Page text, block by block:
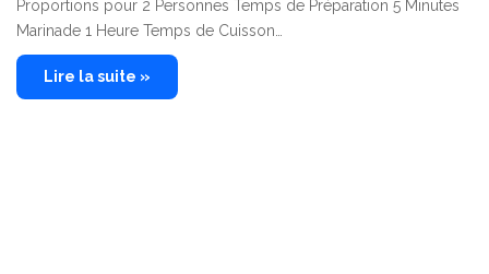
Proportions pour 2 Personnes Temps de Préparation 5 Minutes
Marinade 1 Heure Temps de Cuisson…
Lire la suite »